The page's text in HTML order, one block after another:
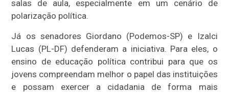
salas de aula, especialmente em um cenário de
polarização política.
Já os senadores Giordano (Podemos-SP) e Izalci
Lucas (PL-DF) defenderam a iniciativa. Para eles, o
ensino de educação política contribui para que os
jovens compreendam melhor o papel das instituições
e possam exercer a cidadania de forma mais